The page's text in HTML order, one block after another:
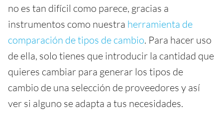
no es tan difícil como parece, gracias a
instrumentos como nuestra herramienta de
comparación de tipos de cambio. Para hacer uso
de ella, solo tienes que introducir la cantidad que
quieres cambiar para generar los tipos de
cambio de una selección de proveedores y así
ver si alguno se adapta a tus necesidades.